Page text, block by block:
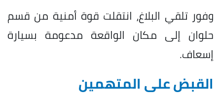
وفور تلقي البلاغ، انتقلت قوة أمنية من قسم
حلوان إلى مكان الواقعة مدعومة بسيارة
إسعاف.
القبض على المتهمين